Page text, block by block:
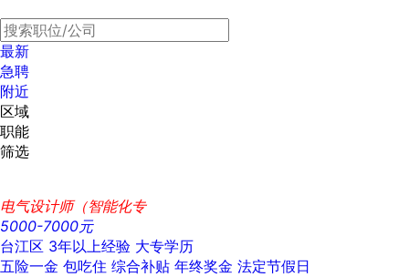
最新
急聘
附近
区域
职能
筛选
电气设计师（智能化专
5000-7000元
台江区 3年以上经验 大专学历
五险一金 包吃住 综合补贴 年终奖金 法定节假日